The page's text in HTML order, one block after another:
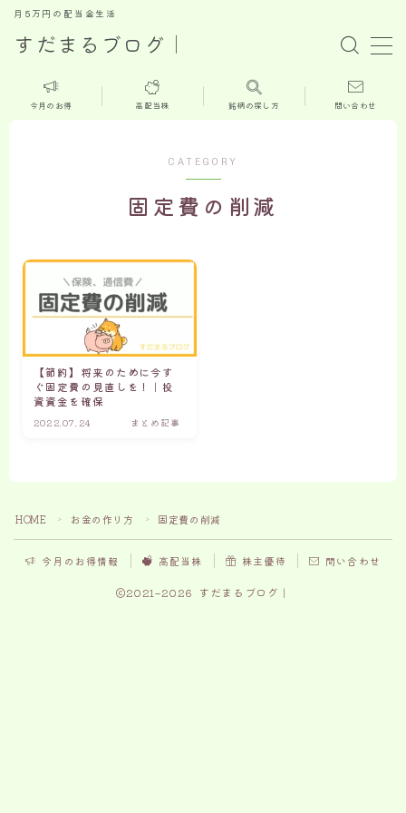
すだまるブログ｜
月5万円の配当金生活
ホーム
高配当株
株主優待
お問い合せ
すだまる
『月5万円の配当金生活』を達成する
再現性の高い方法をどこよりもわかり
やすく解説します！
今月のお得 高配当株 銘柄の探し方 問い合わせ
CATEGORY
固定費の削減
【節約】将来のために今す
ぐ固定費の見直しを！｜投
資資金を確保
2022.07.24 まとめ記事
HOME ＞ お金の作り方 ＞ 固定費の削減
今月のお得情報 高配当株 株主優待 問い合わせ
2021–2026 すだまるブログ｜